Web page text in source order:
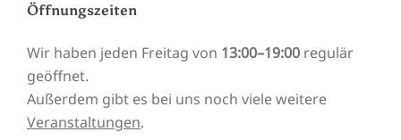
Öffnungszeiten
Wir haben jeden Freitag von 13:00–19:00 regulär
geöffnet.
Außerdem gibt es bei uns noch viele weitere
Veranstaltungen.